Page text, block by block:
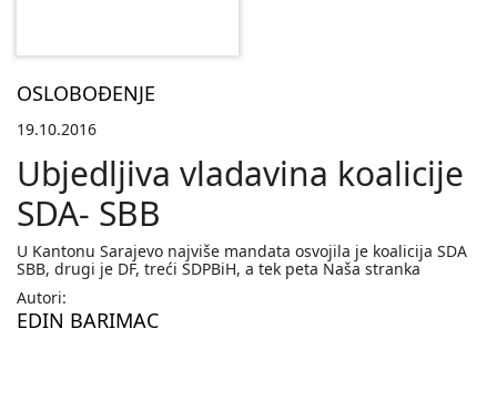
OSLOBOĐENJE
19.10.2016
Ubjedljiva vladavina koalicije
SDA- SBB
U Kantonu Sarajevo najviše mandata osvojila je koalicija SDA
SBB, drugi je DF, treći SDPBiH, a tek peta Naša stranka
Autori:
EDIN BARIMAC